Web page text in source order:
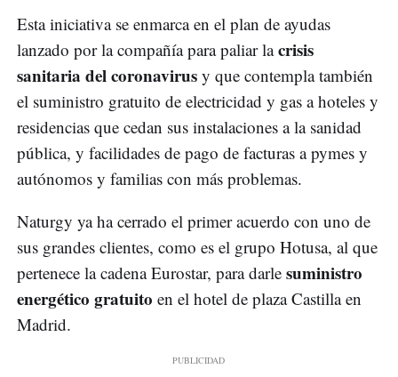
Esta iniciativa se enmarca en el plan de ayudas
lanzado por la compañía para paliar lacrisis
sanitaria del coronavirus y que contempla también
el suministro gratuito de electricidad y gas a hoteles y
residencias que cedan sus instalaciones a la sanidad
pública, y facilidades de pago de facturas a pymes y
autónomos y familias con más problemas.
Naturgy ya ha cerrado el primer acuerdo con uno de
sus grandes clientes, como es el grupo Hotusa, al que
pertenece la cadena Eurostar, para darle suministro
energético gratuito en el hotel de plaza Castilla en
Madrid.